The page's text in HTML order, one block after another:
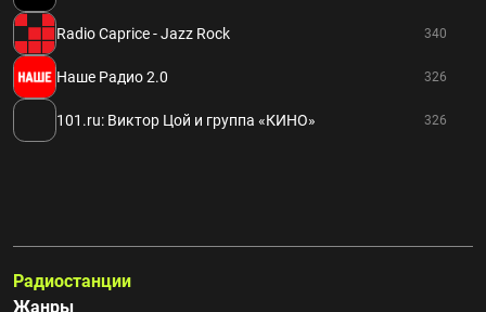
Radio Caprice - Jazz Rock 340
Наше Радио 2.0 326
101.ru: Виктор Цой и группа «КИНО» 326
Радиостанции
Жанры